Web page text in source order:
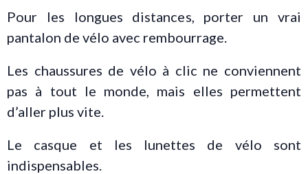
Pour les longues distances, porter un vrai
pantalon de vélo avec rembourrage.
Les chaussures de vélo à clic ne conviennent
pas à tout le monde, mais elles permettent
d’aller plus vite.
Le casque et les lunettes de vélo sont
indispensables.